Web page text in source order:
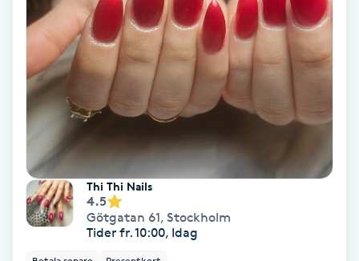
Melasma
Mesoterapi
MicroPen
Microshading
Mixfransar Thi Thi Nails
4.5
Götgatan 61, Stockholm
Tider fr. 10:00, Idag